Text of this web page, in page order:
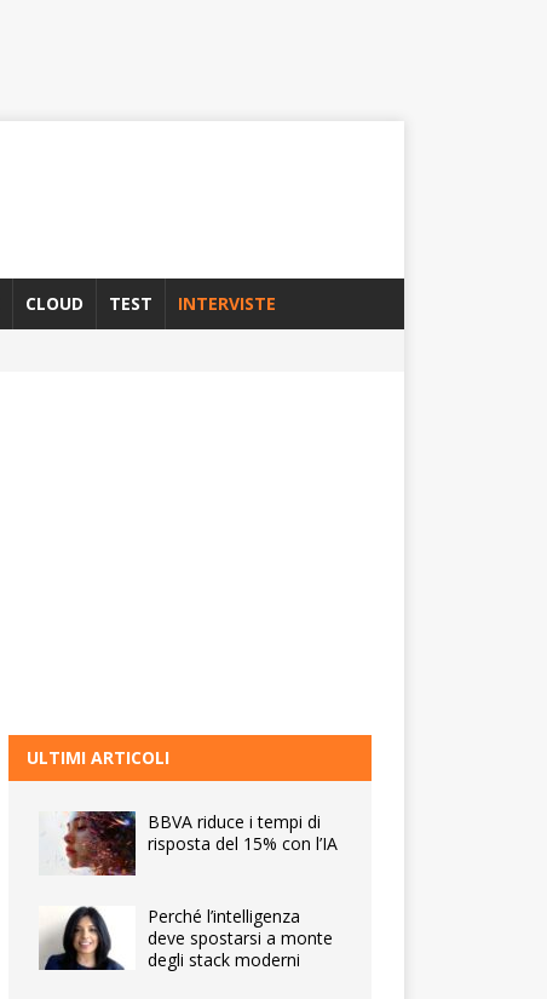
CLOUD TEST INTERVISTE
ULTIMI ARTICOLI
BBVA riduce i tempi di
risposta del 15% con l’IA
Perché l’intelligenza
deve spostarsi a monte
degli stack moderni